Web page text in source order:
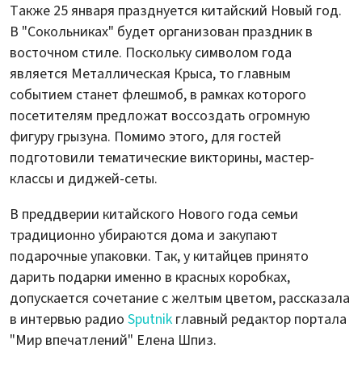
Также 25 января празднуется китайский Новый год.
В "Сокольниках" будет организован праздник в
восточном стиле. Поскольку символом года
является Металлическая Крыса, то главным
событием станет флешмоб, в рамках которого
посетителям предложат воссоздать огромную
фигуру грызуна. Помимо этого, для гостей
подготовили тематические викторины, мастер-
классы и диджей-сеты.
В преддверии китайского Нового года семьи
традиционно убираются дома и закупают
подарочные упаковки. Так, у китайцев принято
дарить подарки именно в красных коробках,
допускается сочетание с желтым цветом, рассказала
в интервью радио Sputnik главный редактор портала
"Мир впечатлений" Елена Шпиз.